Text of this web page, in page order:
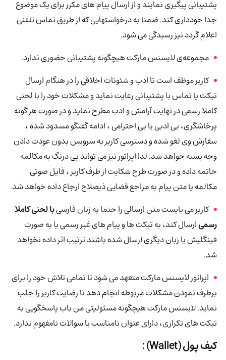
پشتیبانی پیگیری نمایند و از ارسال پیام های مکرر برای یک موضوع
جدا خودداری کند. ضمنا به درخواستهایی که از طریق تماس تلفنی
اعلام گردد نیز رسیدگی می شود.
مجموعه‌ی لایسنس مارکت هیچگونه پشتیبانی حضوری ندارد.
کاربر موظف است تا ادب و شئونات اخلاقی را در هنگام ارسال
تیکت یا تماس با پشتیبانی رعایت نماید و مشکلات خود را با لحنی
کاملا رسمی در نهایت آرامش و ادب مطرح نماید و در صورت هر گونه
پرخاشگری، بی ادبی یا بی احترامی ، ادامه گفتگو مسدود شده ،
سفارش وی لغو شده و دسترسی کاربر به سرویس بدون عودت دادن
وجه بسته خواهد شد. لذا اپراتور نیز می تواند بی درنگ به مکالمه
خاتمه داده و در صورت طرح شکایت از طرف کاربر ، فایل صوتی
مکالمه یا متن پیام به مراجع قضایی ذیصلاح ارجاع داده خواهد شد.
کاربر می بایست متن ارسالی را حتما به زبان فارسیبا لحنی کاملا
رسمیارسال کند، به تیکت ها و پیام های غیر رسمی یا به صورت
فینگلیش یا زبان دیگری ارسال شده باشند ترتیب اثر داده نخواهد
شد.
اپراتور لایسنس مارکت متعهد می شود تا تمامی تلاش خود را برای
برطرف نمودن مشکلات مربوطه انجام دهد تا رضایت کاربر را جلب
نماید. لایسنس مارکت هیچگونه مسئولیتی من باب پاسخگویی به
تیکت های تکراری، دارای عنوان نامناسب یا سوالات نامفهوم ندارد.
کیف پول (Wallet) :